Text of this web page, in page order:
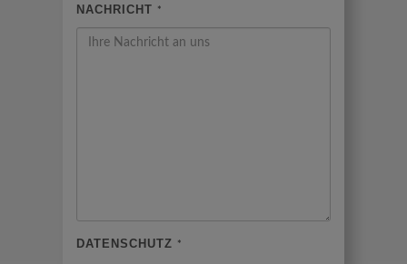
NACHRICHT *
DATENSCHUTZ *